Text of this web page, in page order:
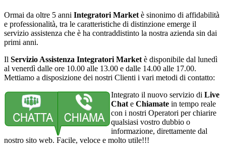
Ormai da oltre 5 anni Integratori Market è sinonimo di affidabilità
e professionalità, tra le caratteristiche di distinzione emerge il
servizio assistenza che è ha contraddistinto la nostra azienda sin dai
primi anni.
Il Servizio Assistenza Integratori Market è disponibile dal lunedì
al venerdì dalle ore 10.00 alle 13.00 e dalle 14.00 alle 17.00.
Mettiamo a disposizione dei nostri Clienti i vari metodi di contatto:
Integrato il nuovo servizio di Live
Chat e Chiamate in tempo reale
con i nostri Operatori per chiarire
qualsiasi vostro dubbio o
informazione, direttamente dal
nostro sito web. Facile, veloce e molto utile!!!